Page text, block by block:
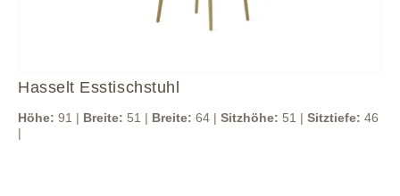
Hasselt Esstischstuhl
Höhe: 91 | Breite: 51 | Breite: 64 | Sitzhöhe: 51 | Sitztiefe: 46
|